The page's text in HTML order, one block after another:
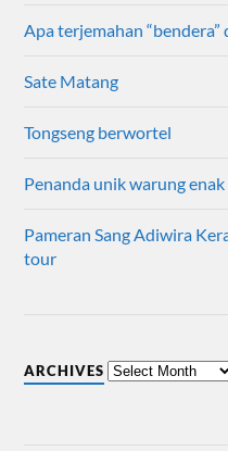
Apa terjemahan “bendera”
Sate Matang
Tongseng berwortel
Penanda unik warung enak
Pameran Sang Adiwira
tour
ARCHIVES